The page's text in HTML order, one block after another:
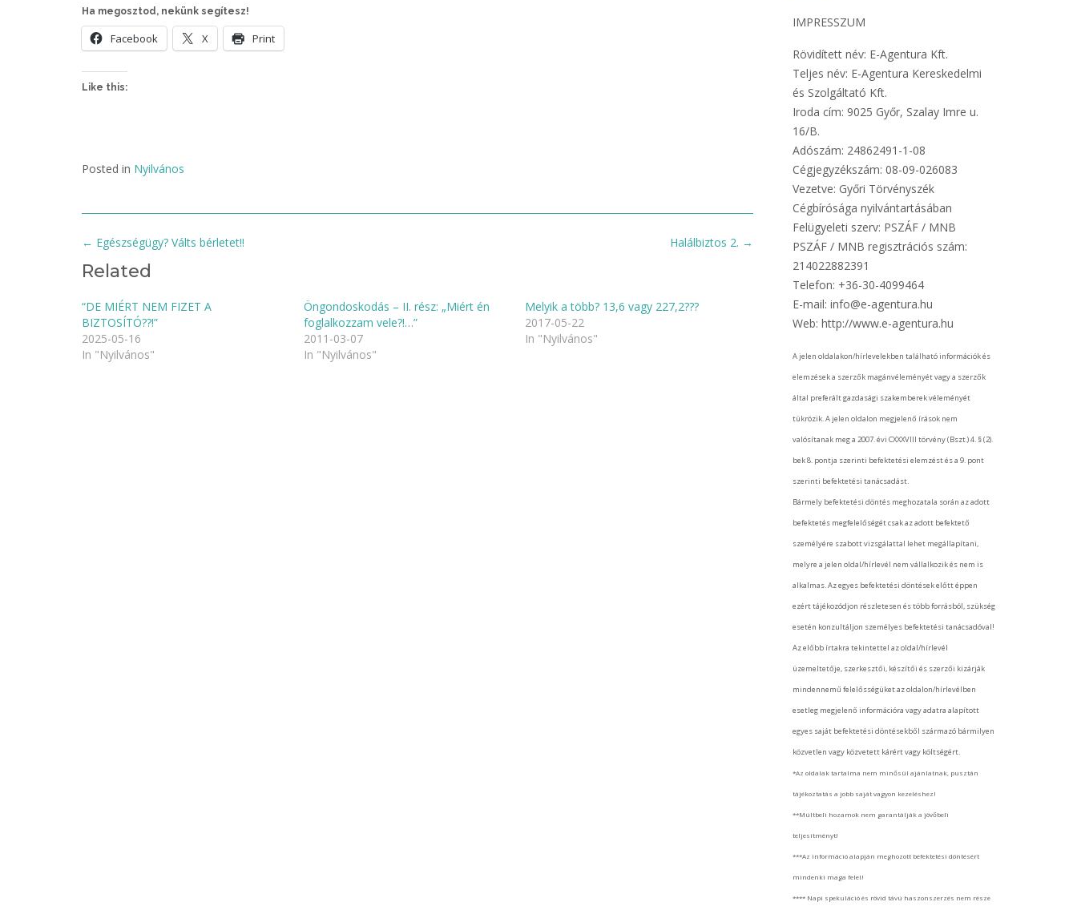
Ha megosztod, nekünk segítesz!
Facebook X Print
Like this:
Posted in Nyilvános
Post
Halálbiztos 2. →
← Egészségügy? Válts bérletet!!
Related
“DE MIÉRT NEM FIZET A
BIZTOSÍTÓ??!”
2025-05-16
In "Nyilvános"
Öngondoskodás – II. rész: „Miért én
foglalkozzam vele?!…”
2011-03-07
In "Nyilvános"
Melyik a több? 13,6 vagy 227,2???
2017-05-22
In "Nyilvános"
IMPRESSZUM
Rövidített név: E-Agentura Kft.
Teljes név: E-Agentura Kereskedelmi
és Szolgáltató Kft.
Iroda cím: 9025 Győr, Szalay Imre u.
16/B.
Adószám: 24862491-1-08
Cégjegyzékszám: 08-09-026083
Vezetve: Győri Törvényszék
Cégbírósága nyilvántartásában
Felügyeleti szerv: PSZÁF / MNB
PSZÁF / MNB regisztrációs szám:
214022882391
Telefon: +36-30-4099464
E-mail: info@e-agentura.hu
Web: http://www.e-agentura.hu
A jelen oldalakon/hírlevelekben található információk és
elemzések a szerzők magánvéleményét vagy a szerzők
által preferált gazdasági szakemberek véleményét
tükrözik. A jelen oldalon megjelenő írások nem
valósítanak meg a 2007. évi CXXXVIII törvény (Bszt.) 4. § (2).
bek 8. pontja szerinti befektetési elemzést és a 9. pont
szerinti befektetési tanácsadást.
Bármely befektetési döntés meghozatala során az adott
befektetés megfelelőségét csak az adott befektető
személyére szabott vizsgálattal lehet megállapítani,
melyre a jelen oldal/hírlevél nem vállalkozik és nem is
alkalmas. Az egyes befektetési döntések előtt éppen
ezért tájékozódjon részletesen és több forrásból, szükség
esetén konzultáljon személyes befektetési tanácsadóval!
Az előbb írtakra tekintettel az oldal/hírlevél
üzemeltetője, szerkesztői, készítői és szerzői kizárják
mindennemű felelősségüket az oldalon/hírlevélben
esetleg megjelenő információra vagy adatra alapított
egyes saját befektetési döntésekből származó bármilyen
közvetlen vagy közvetett kárért vagy költségért.
*Az oldalak tartalma nem minősül ajánlatnak, pusztán
tájékoztatás a jobb saját vagyon kezeléshez!
**Múltbeli hozamok nem garantálják a jövőbeli
teljesítményt!
***Az információ alapján meghozott befektetési döntésért
mindenki maga felel!
**** Napi spekuláció és rövid távú haszonszerzés nem része